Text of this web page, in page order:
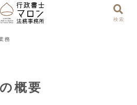
務
概要
検索